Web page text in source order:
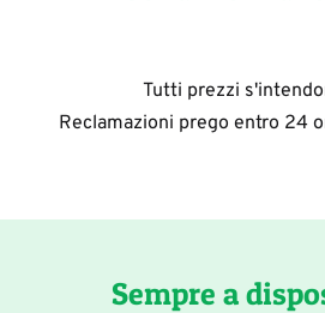
Tutti prezzi
Reclamazioni prego entro 24
Sempre a